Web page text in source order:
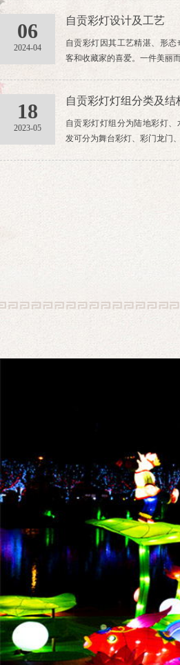
06
2024-04
自贡彩灯设计及工艺
自贡彩灯因其工艺精湛、形
客和收藏家的喜爱。一件美丽
18
2023-05
自贡彩灯灯组分类及结
自贡彩灯灯组分为陆地彩灯
发可分为舞台彩灯、彩门龙门